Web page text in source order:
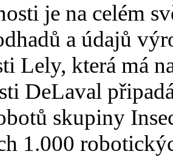
je na celém
a údajů
Lely, která má
DeLaval
skupiny
1.000